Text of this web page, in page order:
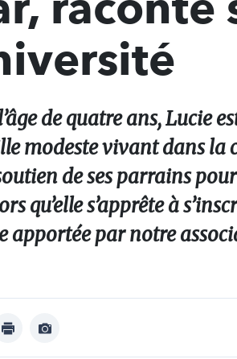
de quatre ans, Lucie
modeste vivant dans la
de ses parrains
qu’elle s’apprête à
apportée par notre
print
Afficher